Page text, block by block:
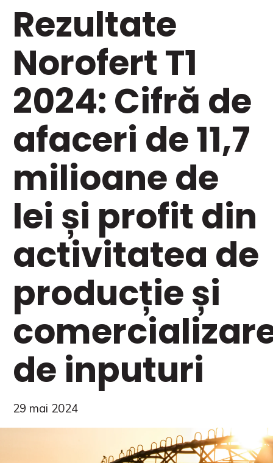
Rezultate
Norofert T1
2024: Cifră de
afaceri de 11,7
milioane de
lei și profit din
activitatea de
producție și
de inputuri
29 mai 2024